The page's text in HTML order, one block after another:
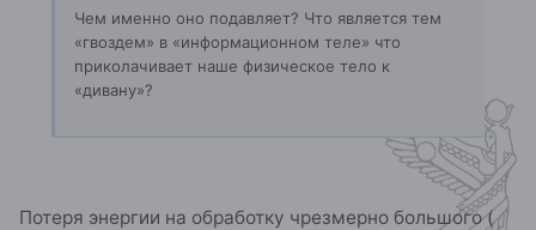
Чем именно оно подавляет? Что является тем
«гвоздем» в «информационном теле» что
приколачивает наше физическое тело к
«дивану»?
Потеря энергии на обработку чрезмерно большого (